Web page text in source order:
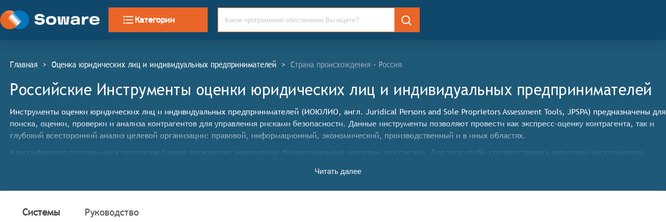
Категории
Главная > Оценка юридических лиц и индивидуальных предпринимателей > Страна происхождения - Россия
Российские Инструменты оценки юридических лиц и индивидуальных предпринимателей
Инструменты оценки юридических лиц и индивидуальных предпринимателей (ИОЮЛИО, англ. Juridical Persons and Sole Proprietors Assessment Tools, JPSPA) предназначены для
поиска, оценки, проверки и анализа контрагентов для управления рисками безопасности. Данные инструменты позволяют провести как экспресс-оценку контрагента, так и
глубокий всесторонний анализ целевой организации: правовой, информационный, экономический, производственный и в иных областях.
Классификатор программных продуктов Соваре определяет конкретные функциональные критерии для систем. Для того чтобы соответствовать категории инструментов
базе данных о юридических лицах и индивидуальных предпринимателях.
Анализ данных: системы могут включать функции для анализа собранных данных, например, расчёт финансовых показателей, оценка рисков сотрудничества, анализ
Читать далее
Системы Руководство